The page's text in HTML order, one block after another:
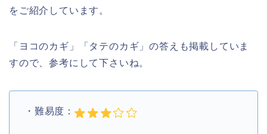
をご紹介しています。
「ヨコのカギ」「タテのカギ」の答えも掲載していま
すので、参考にして下さいね。
・難易度：